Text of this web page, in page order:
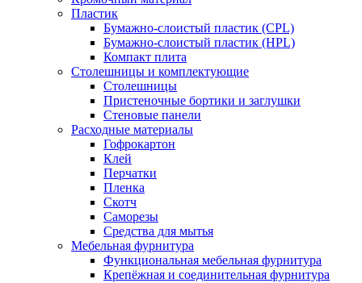
Пластик
Бумажно-слоистый пластик (CPL)
Бумажно-слоистый пластик (HPL)
Компакт плита
Столешницы и комплектующие
Столешницы
Пристеночные бортики и заглушки
Стеновые панели
Расходные материалы
Гофрокартон
Клей
Перчатки
Пленка
Скотч
Саморезы
Средства для мытья
Мебельная фурнитура
Функциональная мебельная фурнитура
Крепёжная и соединительная фурнитура